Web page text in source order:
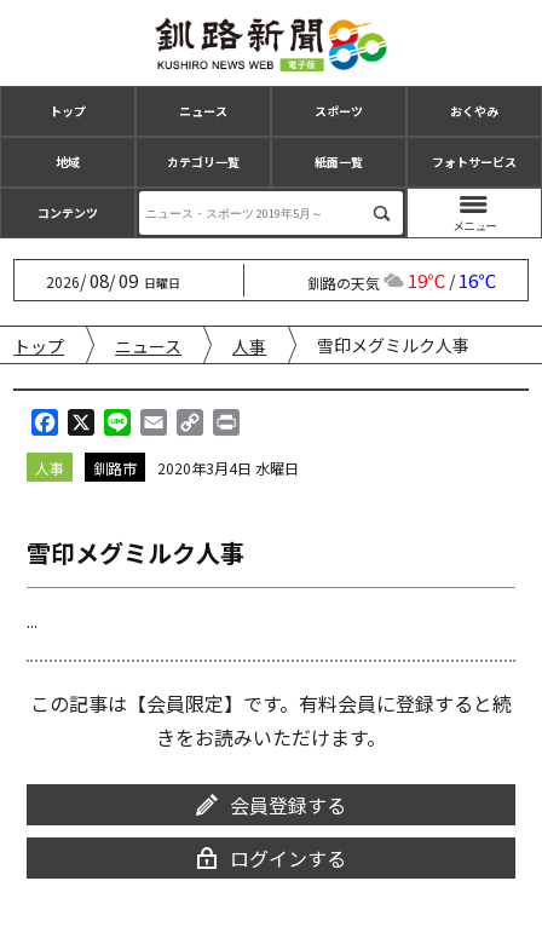
トップ ニュース スポーツ おくやみ
地域 カテゴリ一覧 紙面一覧 フォトサービス
コンテンツ
2026/08/09 日曜日 釧路の天気 19℃/16℃
トップ ニュース 人事 雪印メグミルク人事
a
c
o
o
i
n
a
p
i
n
i
人事 釧路市 2020年3月4日 水曜日
雪印メグミルク人事
...
この記事は【会員限定】です。有料会員に登録すると続
きをお読みいただけます。
会員登録する
ログインする